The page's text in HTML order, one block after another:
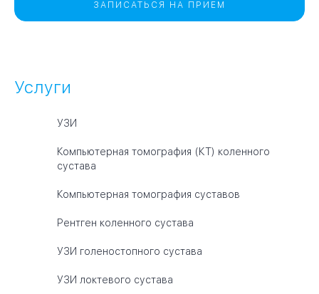
ЗАПИСАТЬСЯ НА ПРИЕМ
Услуги
УЗИ
Компьютерная томография (КТ) коленного
сустава
Компьютерная томография суставов
Рентген коленного сустава
УЗИ голеностопного сустава
УЗИ локтевого сустава